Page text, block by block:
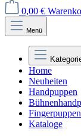
0,00 €
Menü
Home
Neuheiten
Handpuppen
Fingerpuppen
Kataloge